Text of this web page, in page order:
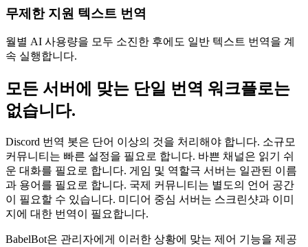
무제한 지원 텍스트 번역
월별 AI 사용량을 모두 소진한 후에도 일반 텍스트 번역을 계
속 실행합니다.
모든 서버에 맞는 단일 번역 워크플로는
없습니다.
Discord 번역 봇은 단어 이상의 것을 처리해야 합니다. 소규모
커뮤니티는 빠른 설정을 필요로 합니다. 바쁜 채널은 읽기 쉬
운 대화를 필요로 합니다. 게임 및 역할극 서버는 일관된 이름
과 용어를 필요로 합니다. 국제 커뮤니티는 별도의 언어 공간
이 필요할 수 있습니다. 미디어 중심 서버는 스크린샷과 이미
지에 대한 번역이 필요합니다.
BabelBot은 관리자에게 이러한 상황에 맞는 제어 기능을 제공